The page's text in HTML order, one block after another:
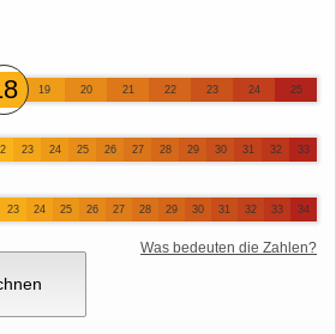
19 20 21 22 23 24 25
23 24 25 26 27 28 29 30 31 32 33
23 24 25 26 27 28 29 30 31 32 33 34
Was bedeuten die Zahlen?